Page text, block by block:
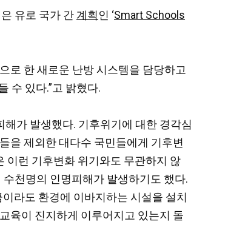
유로 국가 간계획 인 ‘Smart Schools
로 한 새로운 난방 시스템을 담당하고
수 있다.”고 밝혔다.
가 발생했다. 기후위기에 대한 경각심
을 제외한 대다수 국민들에게 기후변
이런 기후변화 위기와도 무관하지 않
천명의 인명피해가 발생하기도 했다.
라도 환경에 이바지하는 시설을 설치
육이 진지하게 이루어지고 있는지 돌